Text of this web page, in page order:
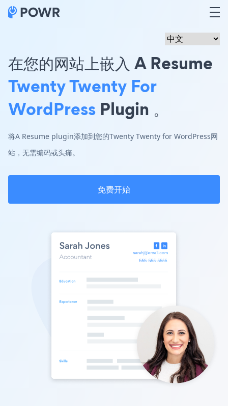
在您的网站上嵌入 A Resume
Twenty Twenty For
WordPress Plugin 。
将A Resume plugin添加到您的Twenty Twenty for WordPress网
站，无需编码或头痛。
免费开始